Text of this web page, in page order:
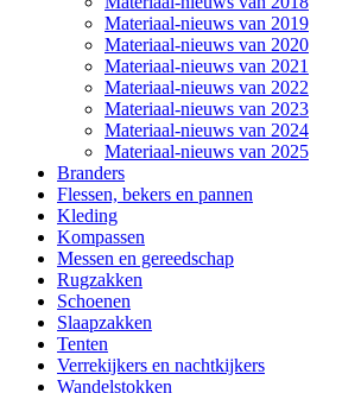
Materiaal-nieuws van 2019
Materiaal-nieuws van 2020
Materiaal-nieuws van 2021
Materiaal-nieuws van 2022
Materiaal-nieuws van 2023
Materiaal-nieuws van 2024
Materiaal-nieuws van 2025
Branders
Flessen, bekers en pannen
Kleding
Kompassen
Messen en gereedschap
Rugzakken
Schoenen
Slaapzakken
Tenten
Verrekijkers en nachtkijkers
Wandelstokken